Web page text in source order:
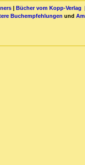
| Bücher vom Kopp-Verlag
Buchempfehlungen und